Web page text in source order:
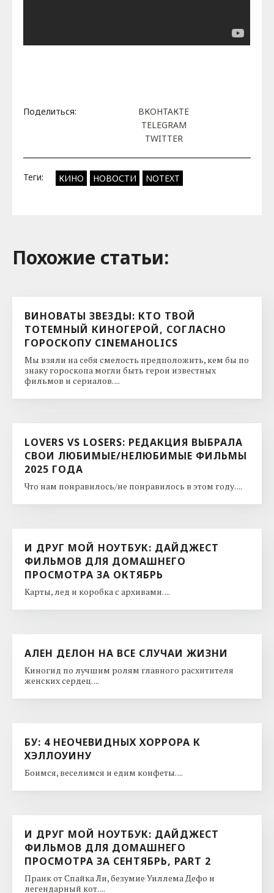
Поделиться:
ВКОНТАКТЕ
TELEGRAM
TWITTER
Теги: КИНО НОВОСТИ NOTEXT
Похожие cтатьи:
ВИНОВАТЫ ЗВЕЗДЫ: КТО ТВОЙ
ТОТЕМНЫЙ КИНОГЕРОЙ, СОГЛАСНО
ГОРОСКОПУ CINEMAHOLICS
Мы взяли на себя смелость предположить, кем бы по
знаку гороскопа могли быть герои известных
фильмов и сериалов. ...
LOVERS VS LOSERS: РЕДАКЦИЯ ВЫБРАЛА
СВОИ ЛЮБИМЫЕ/НЕЛЮБИМЫЕ ФИЛЬМЫ
2025 ГОДА
Что нам понравилось/не понравилось в этом году. ...
И ДРУГ МОЙ НОУТБУК: ДАЙДЖЕСТ
ФИЛЬМОВ ДЛЯ ДОМАШНЕГО
ПРОСМОТРА ЗА ОКТЯБРЬ
Карты, лед и коробка с архивами. ...
АЛЕН ДЕЛОН НА ВСЕ СЛУЧАИ ЖИЗНИ
Киногид по лучшим ролям главного расхитителя
женских сердец. ...
БУ: 4 НЕОЧЕВИДНЫХ ХОРРОРА К
ХЭЛЛОУИНУ
Боимся, веселимся и едим конфеты. ...
И ДРУГ МОЙ НОУТБУК: ДАЙДЖЕСТ
ФИЛЬМОВ ДЛЯ ДОМАШНЕГО
ПРОСМОТРА ЗА СЕНТЯБРЬ, PART 2
Пранк от Спайка Ли, безумие Уиллема Дефо и
легендарный кот. ...